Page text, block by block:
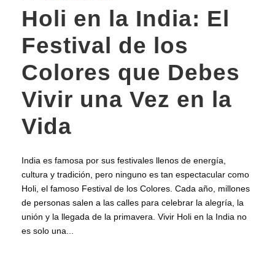
Holi en la India: El
Festival de los
Colores que Debes
Vivir una Vez en la
Vida
India es famosa por sus festivales llenos de energía,
cultura y tradición, pero ninguno es tan espectacular como
Holi, el famoso Festival de los Colores. Cada año, millones
de personas salen a las calles para celebrar la alegría, la
unión y la llegada de la primavera. Vivir Holi en la India no
es solo una...